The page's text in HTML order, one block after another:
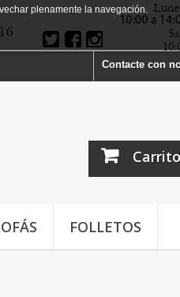
Contacte con
plenamente la navegación.
FOLLETOS